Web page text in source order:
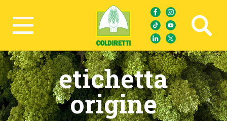
Ricerca avanzata
etichetta
origine